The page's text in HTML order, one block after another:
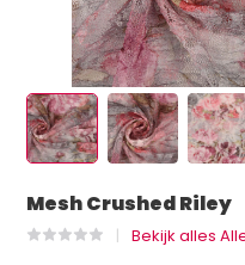
Mesh Crushed Riley
Bekijk alles